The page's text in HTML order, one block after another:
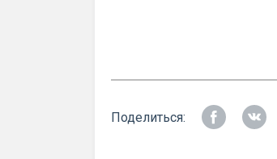
Поделиться: